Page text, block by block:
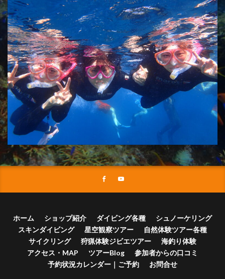
ホーム ショップ紹介 ダイビング各種
シュノーケリング
スキンダイビング
星空観察ツアー
自然体験ツアー各種
サイクリング
狩猟体験ジビエツアー
海釣り体験
アクセス・MAP
ツアーBlog
参加者からの口コミ
予約状況カレンダー｜ご予約
お問合せ